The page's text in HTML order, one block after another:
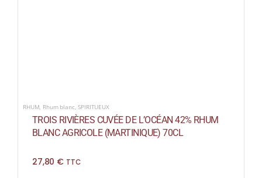
RHUM, Rhum blanc,SPIRITUEUX
TROIS RIVIÈRES CUVÉE DE L’OCÉAN 42% RHUM
BLANC AGRICOLE (MARTINIQUE) 70CL
27,80 € TTC